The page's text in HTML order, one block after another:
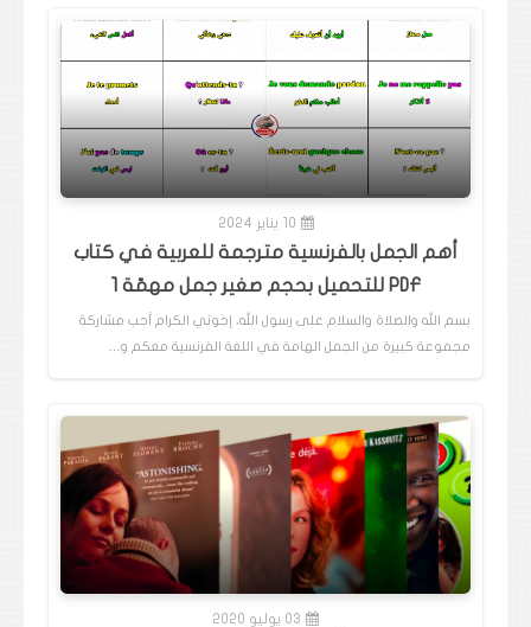
10 يناير 2024
أهم الجمل بالفرنسية مترجمة للعربية في كتاب
PDF للتحميل بحجم صغير جمل مهمّة 1
بسم الله والصلاة والسلام على رسول الله، إخوتي الكرام أحب مشاركة
مجموعة كبيرة من الجمل الهامة في اللغة الفرنسية معكم و…
03 يوليو 2020